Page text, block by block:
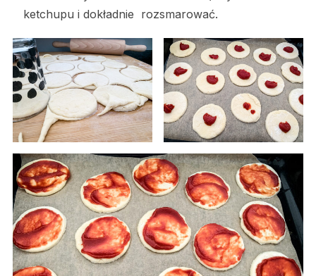
ketchupu i dokładnie rozsmarować.